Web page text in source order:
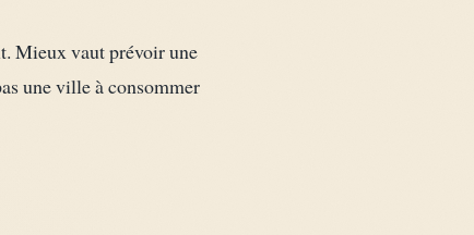
Mieux vaut prévoir une
une ville à consommer